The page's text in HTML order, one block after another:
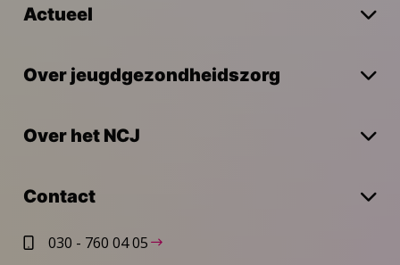
Actueel
Over jeugdgezondheidszorg
Over het NCJ
Contact
030 - 760 04 05